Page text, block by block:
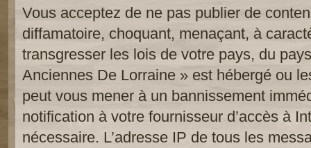
Vous acceptez de ne pas publier de
diffamatoire, choquant, menaçant, à
transgresser les lois de votre pays, du
Anciennes De Lorraine » est hébergé ou
peut vous mener à un bannissement
notification à votre fournisseur d’accès à
nécessaire. L’adresse IP de tous les